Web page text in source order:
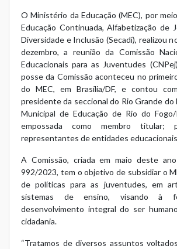
O Ministério da Educação (MEC), por
Educação Continuada, Alfabetização de
Diversidade e Inclusão (Secadi), realizou
dezembro, a reunião da Comissão
Educacionais para as Juventudes
posse da Comissão aconteceu no
do MEC, em Brasília/DF, e contou
presidente da seccional do Rio Grande
Municipal de Educação de Rio do Fogo/
empossada como membro titular;
representantes de entidades
A Comissão, criada em maio deste
992/2023, tem o objetivo de subsidiar o
de políticas para as juventudes, em
sistemas de ensino, visando à
desenvolvimento integral do ser
cidadania.
“Tratamos de diversos assuntos